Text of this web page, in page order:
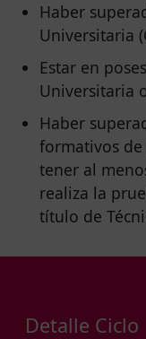
Haber
Universitaria
Estar en
Universitaria
Haber
formativos
tener al
realiza la
título de
Detalle Ciclo